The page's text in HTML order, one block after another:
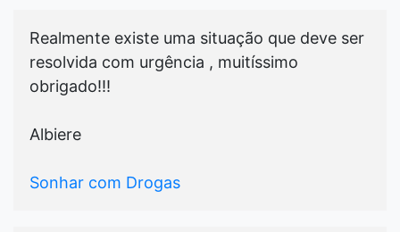
Realmente existe uma situação que deve ser
resolvida com urgência , muitíssimo
obrigado!!!
Albiere
Sonhar com Drogas